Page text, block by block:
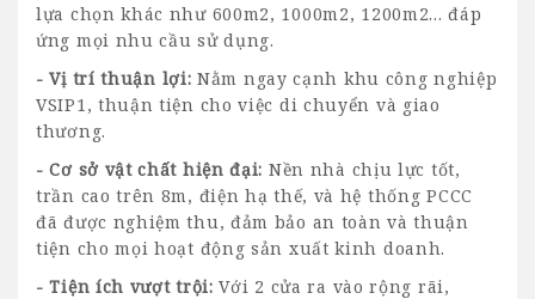
lựa chọn khác như 600m2, 1000m2, 1200m2... đáp
ứng mọi nhu cầu sử dụng.
- Vị trí thuận lợi: Nằm ngay cạnh khu công nghiệp
VSIP1, thuận tiện cho việc di chuyển và giao
thương.
- Cơ sở vật chất hiện đại: Nền nhà chịu lực tốt,
trần cao trên 8m, điện hạ thế, và hệ thống PCCC
đã được nghiệm thu, đảm bảo an toàn và thuận
tiện cho mọi hoạt động sản xuất kinh doanh.
- Tiện ích vượt trội:Với 2 cửa ra vào rộng rãi,